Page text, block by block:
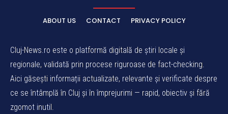
ABOUT US CONTACT PRIVACY POLICY
Cluj-News.ro este o platformă digitală de știri locale și
regionale, validată prin procese riguroase de fact-checking.
Aici găsești informații actualizate, relevante și verificate despre
ce se întâmplă în Cluj și în împrejurimi — rapid, obiectiv și fără
zgomot inutil.